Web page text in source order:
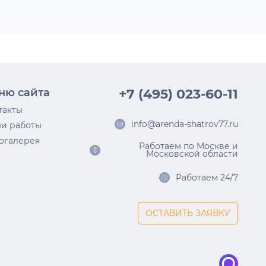
сайта
работы
+7 (495) 023-60-11
info@arenda-shatrov77.ru
Работаем по Москве и
Московской области
Работаем 24/7
ОСТАВИТЬ ЗАЯВКУ